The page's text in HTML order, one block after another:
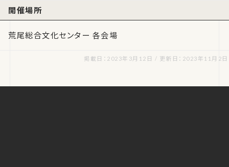
開催場所
荒尾総合文化センター 各会場
掲載日：2023年3月12日 / 更新日：2023年11月2日